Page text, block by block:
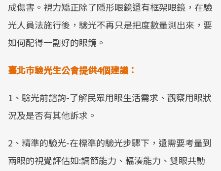
成傷害。視力矯正除了隱形眼鏡還有框架眼鏡，在驗
光人員法施行後，驗光不再只是把度數量測出來，要
如何配得一副好的眼鏡。
臺北市驗光生公會提供4個建議：
1、驗光前諮詢-了解民眾用眼生活需求、觀察用眼狀
況及是否有其他訴求。
2、精準的驗光-在標準的驗光步驟下，還需要考量到
兩眼的視覺評估如:調節能力、輻湊能力、雙眼共動